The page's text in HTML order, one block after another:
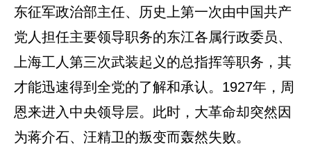
东征军政治部主任、历史上第一次由中国共产
党人担任主要领导职务的东江各属行政委员、
上海工人第三次武装起义的总指挥等职务，其
才能迅速得到全党的了解和承认。1927年，周
恩来进入中央领导层。此时，大革命却突然因
为蒋介石、汪精卫的叛变而轰然失败。